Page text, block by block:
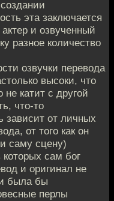
эта заключается
и озвученный
разное количество
озвучки перевода
высоки, что
катит с другой
что-то
зависит от личных
от того как он
саму сцену)
сам бог
и оригинал не
была бы
перлы